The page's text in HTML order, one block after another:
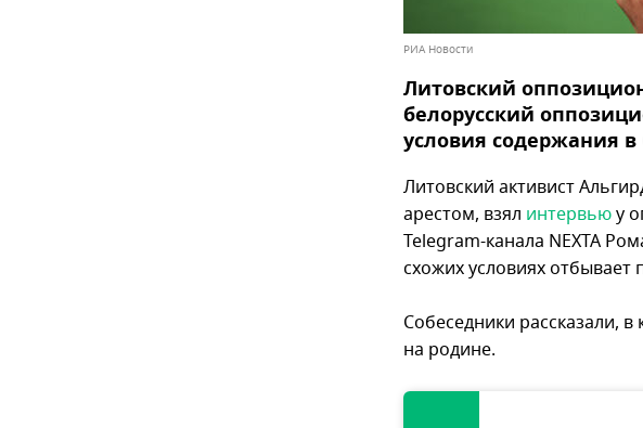
РИА Новости
Литовский
белорусский
условия содержания
Литовский активист
арестом, взял интервьюу
Telegram-канала NEXTA
схожих условиях
Собеседники рассказали,
на родине.